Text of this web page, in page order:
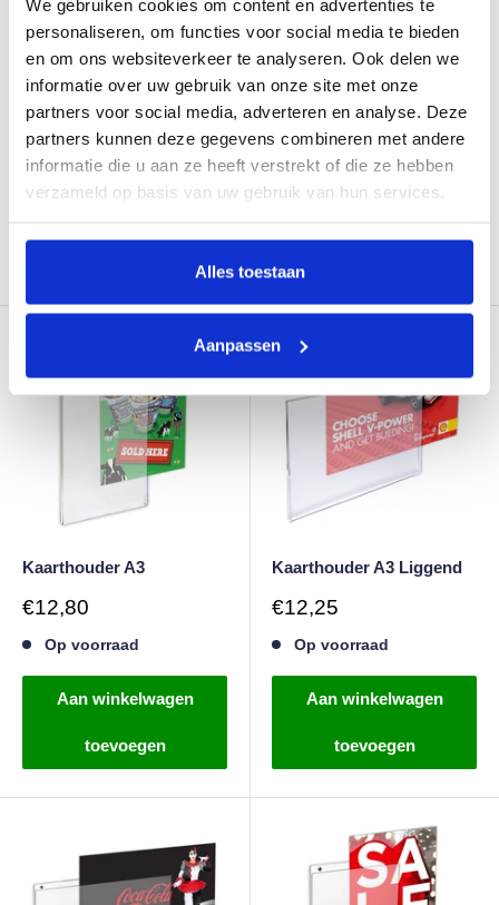
We gebruiken cookies om content en advertenties te
personaliseren, om functies voor social media te bieden
en om ons websiteverkeer te analyseren. Ook delen we
informatie over uw gebruik van onze site met onze
partners voor social media, adverteren en analyse. Deze
partners kunnen deze gegevens combineren met andere
informatie die u aan ze heeft verstrekt of die ze hebben
verzameld op basis van uw gebruik van hun services.
Alles toestaan
Aanpassen
Kaarthouder A4 Liggend
Verkoopprijs
€6,20
Aan winkelwagen
Kaarthouder A4 Liggend
met Gaatjes
Verkoopprijs
€7,25
Kaarthouder A3
Verkoopprijs
€12,80
Op voorraad
Aan winkelwagen
toevoegen
Kaarthouder A3 Liggend
Verkoopprijs
€12,25
Op voorraad
Aan winkelwagen
toevoegen